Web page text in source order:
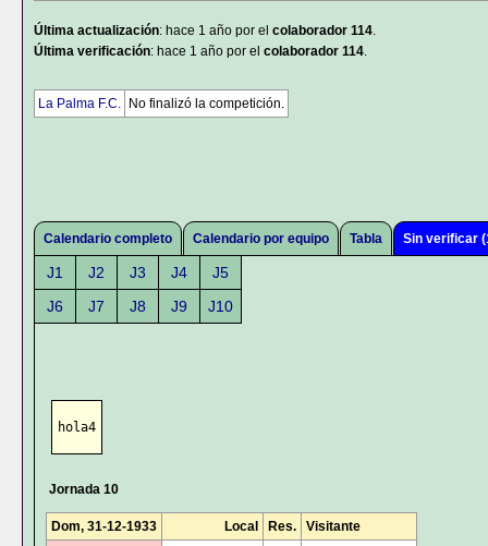
Última actualización: hace 1 año por el colaborador 114.
Última verificación: hace 1 año por el colaborador 114.
La Palma F.C. No finalizó la competición.
Calendario completo Calendario por equipo Tabla Sin verificar
J1 J2 J3 J4
J5
J6
J7 J8 J9 J10
hola4
Jornada 10
Dom, 31-12-1933 Local Res.
Visitante